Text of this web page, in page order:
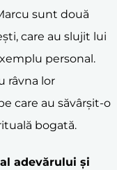
sunt două
care au slujit lui
personal.
râvna lor
care au săvârșit-o
bogată.
adevărului și